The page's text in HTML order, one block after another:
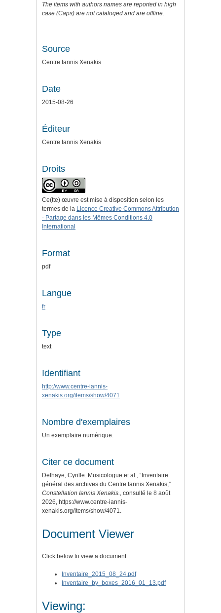
The items with authors names are reported in high
case (Caps) are notcataloged and are offline.
Source
Centre Iannis Xenakis
Date
2015-08-26
Éditeur
Centre Iannis Xenakis
Droits
Ce(tte) œuvre est mise à disposition selon les
termes de la Licence Creative Commons Attribution
- Partage dans les Mêmes Conditions 4.0
International
Format
pdf
Langue
fr
Type
text
Identifiant
http://www.centre-iannis-
xenakis.org/items/show/4071
Nombre d'exemplaires
Un exemplaire numérique.
Citer ce document
Delhaye, Cyrille. Musicologue et al., “Inventaire
général des archives du Centre Iannis Xenakis,”
Constellation Iannis Xenakis., consulté le 8 août
2026, https://www.centre-iannis-
xenakis.org/items/show/4071.
Document Viewer
Click below to view a document.
Inventaire_2015_08_24.pdf
Inventaire_by_boxes_2016_01_13.pdf
Viewing: